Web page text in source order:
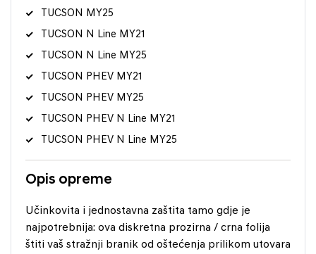
TUCSON MY25
TUCSON N Line MY21
TUCSON N Line MY25
TUCSON PHEV MY21
TUCSON PHEV MY25
TUCSON PHEV N Line MY21
TUCSON PHEV N Line MY25
Opis opreme
Učinkovita i jednostavna zaštita tamo gdje je
najpotrebnija: ova diskretna prozirna / crna folija
štiti vaš stražnji branik od oštećenja prilikom utovara